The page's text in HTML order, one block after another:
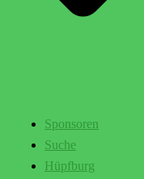
Sponsoren
Suche
Hüpfburg